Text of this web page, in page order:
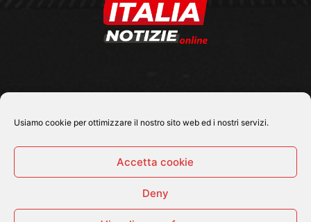
Usiamo cookie per ottimizzare il nostro sito web ed i nostri servizi.
Accetta cookie
Deny
SEGUICI SU
© 2026 Tutti i diritti riservati - Italia Notizie .online |